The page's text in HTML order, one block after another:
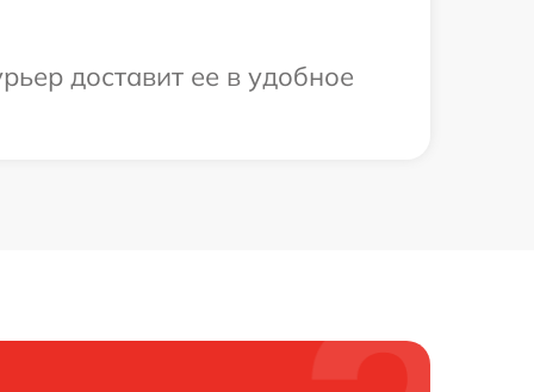
доставит ее в удобное